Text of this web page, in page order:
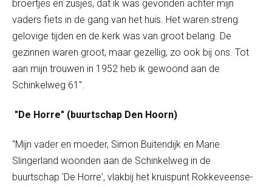
broertjes en zusjes, dat ik was gevonden achter mijn
vaders fiets in de gang van het huis. Het waren streng
gelovige tijden en de kerk was van groot belang. De
gezinnen waren groot, maar gezellig, zo ook bij ons. Tot
aan mijn trouwen in 1952 heb ik gewoond aan de
Schinkelweg 61".
"De Horre" (buurtschap Den Hoorn)
"Mijn vader en moeder, Simon Buitendijk en Marie
Slingerland woonden aan de Schinkelweg in de
buurtschap 'De Horre', vlakbij het kruispunt Rokkeveense-